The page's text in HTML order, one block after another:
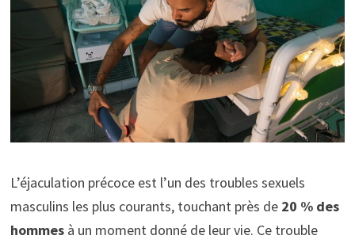
L’éjaculation précoce est l’un des troubles sexuels
masculins les plus courants, touchant près de 20 % des
hommesà un moment donné de leur vie. Ce trouble